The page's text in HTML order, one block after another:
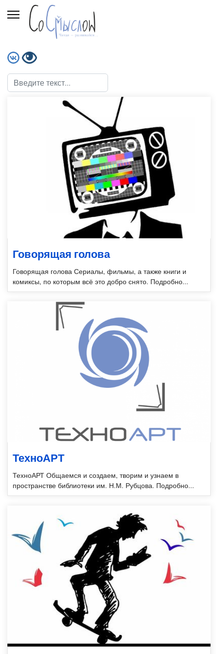
Говорящая голова
Говорящая голова Сериалы, фильмы, а также книги и
комиксы, по которым всё это добро снято. Подробно...
ТехноАРТ
ТехноАРТ Общаемся и создаем, творим и узнаем в
пространстве библиотеки им. Н.М. Рубцова. Подробно...